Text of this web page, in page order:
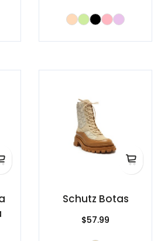
Schutz Botas
$57.99